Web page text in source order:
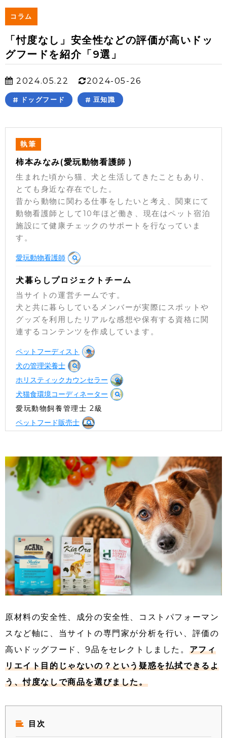
コラム
「忖度なし」安全性などの評価が高いドッ
グフードを紹介「9選」
2024.05.22 2024-05-26
ドッグフード 豆知識
執筆
柿本みなみ(愛玩動物看護師 )
生まれた頃から猫、犬と生活してきたこともあり、
とても身近な存在でした。
昔から動物に関わる仕事をしたいと考え、関東にて
動物看護師として10年ほど働き、現在はペット宿泊
施設にて健康チェックのサポートを行なっていま
す。
愛玩動物看護師
犬暮らしプロジェクトチーム
当サイトの運営チームです。
犬と共に暮らしているメンバーが実際にスポットや
グッズを利用したリアルな感想や保有する資格に関
連するコンテンツを作成しています。
ペットフーディスト
犬の管理栄養士
ホリスティックカウンセラー
犬猫食環境コーディネーター
愛玩動物飼養管理士 2級
ペットフード販売士
原材料の安全性、成分の安全性、コストパフォーマン
スなど軸に、当サイトの専門家が分析を行い、評価の
高いドッグフード、9品をセレクトしました。 アフィ
リエイト目的じゃないの？という疑惑を払拭できるよ
う、忖度なしで商品を選びました。
目次